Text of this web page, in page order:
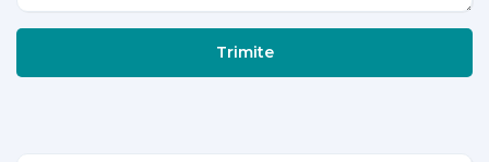
Trimite